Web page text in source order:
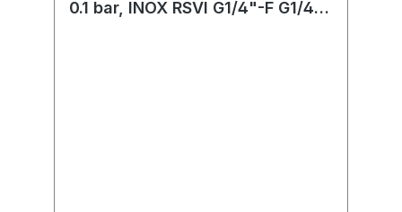
0.1 bar, INOX RSVI G1/4"-F G1/4"-